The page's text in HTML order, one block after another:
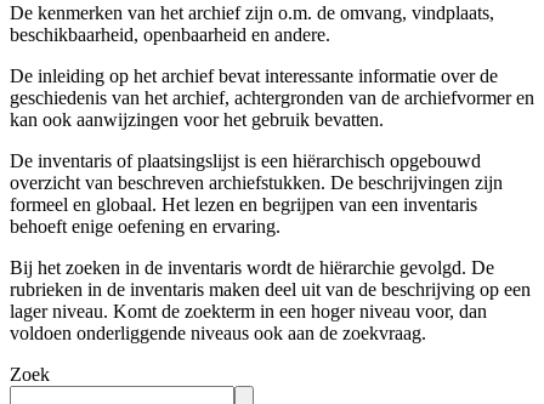
De kenmerken van het archief zijn o.m. de omvang, vindplaats,
beschikbaarheid, openbaarheid en andere.
De inleiding op het archief bevat interessante informatie over de
geschiedenis van het archief, achtergronden van de archiefvormer en
kan ook aanwijzingen voor het gebruik bevatten.
De inventaris of plaatsingslijst is een hiërarchisch opgebouwd
overzicht van beschreven archiefstukken. De beschrijvingen zijn
formeel en globaal. Het lezen en begrijpen van een inventaris
behoeft enige oefening en ervaring.
Bij het zoeken in de inventaris wordt de hiërarchie gevolgd. De
rubrieken in de inventaris maken deel uit van de beschrijving op een
lager niveau. Komt de zoekterm in een hoger niveau voor, dan
voldoen onderliggende niveaus ook aan de zoekvraag.
Zoek